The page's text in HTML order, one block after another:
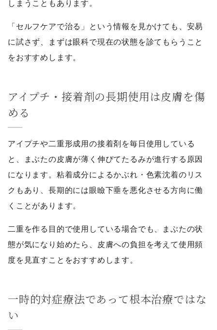
しまうこともあります。
「セルフケアで治る」という情報を見かけても、安易
に試さず、まずは眼科で現在の状態を診てもらうこと
をおすすめします。
アイプチ・接着剤の長期使用は皮膚を傷
める
アイプチや二重形成用の接着剤を毎日使用している
と、まぶたの皮膚が薄く伸びてたるみが進行する原因
になります。粘着成分によるかぶれ・色素沈着のリス
クもあり、長期的には眼瞼下垂を悪化させる方向に働
くことがあります。
二重を作る目的で使用している場合でも、まぶたの状
態が気になり始めたら、皮膚への負担を考えて使用頻
度を見直すことをおすすめします。
一時的対症療法であって根本治療ではな
い